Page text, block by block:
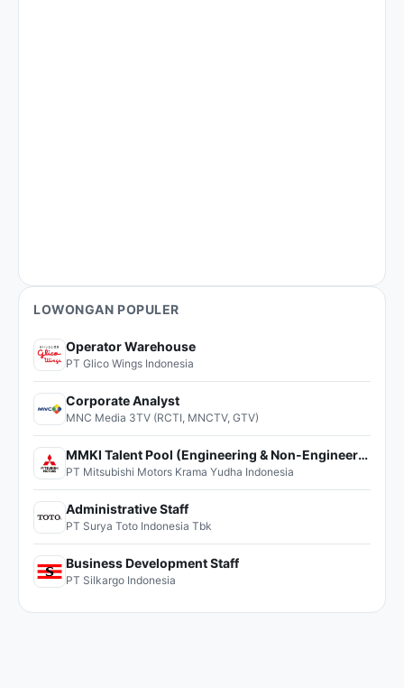
LOWONGAN POPULER
Operator Warehouse
PT Glico Wings Indonesia
Corporate Analyst
MNC Media 3TV (RCTI, MNCTV, GTV)
MMKI Talent Pool (Engineering & Non-Engineering)
PT Mitsubishi Motors Krama Yudha Indonesia
Administrative Staff
PT Surya Toto Indonesia Tbk
Business Development Staff
PT Silkargo Indonesia